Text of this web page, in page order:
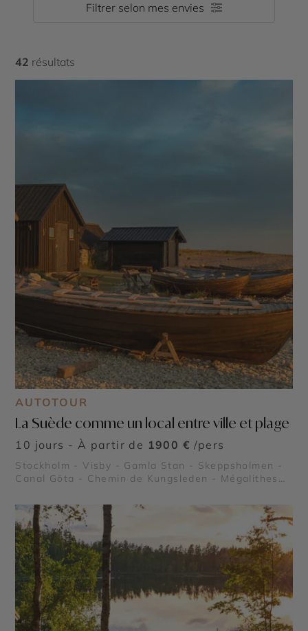
Filtrer selon mes envies
42 résultats
AUTOTOUR
La Suède comme un local entre ville et plage
10 jours - À partir de 1900 € /pers
Stockholm - Visby - Gamla Stan - Skeppsholmen -
Canal Göta - Chemin de Kungsleden - Mégalithes